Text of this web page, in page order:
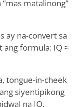
matalinong”
ay na-convert sa
ang formula: IQ ≈
tongue-in-cheek
siyentipikong
na IQ.